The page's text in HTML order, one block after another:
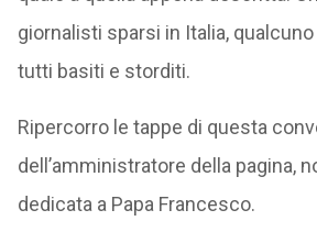
giornalisti sparsi in Italia,
tutti basiti e storditi.
Ripercorro le tappe di questa
dell’amministratore della pagina,
dedicata a Papa Francesco.